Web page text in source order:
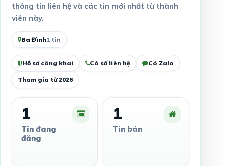
thông tin liên hệ và các tin mới nhất từ thành
viên này.
Ba Đình1 tin
Hồ sơ công khai Có số liên hệ Có Zalo
Tham gia từ 2026
1
Tin đang
đăng
1
Tin bán